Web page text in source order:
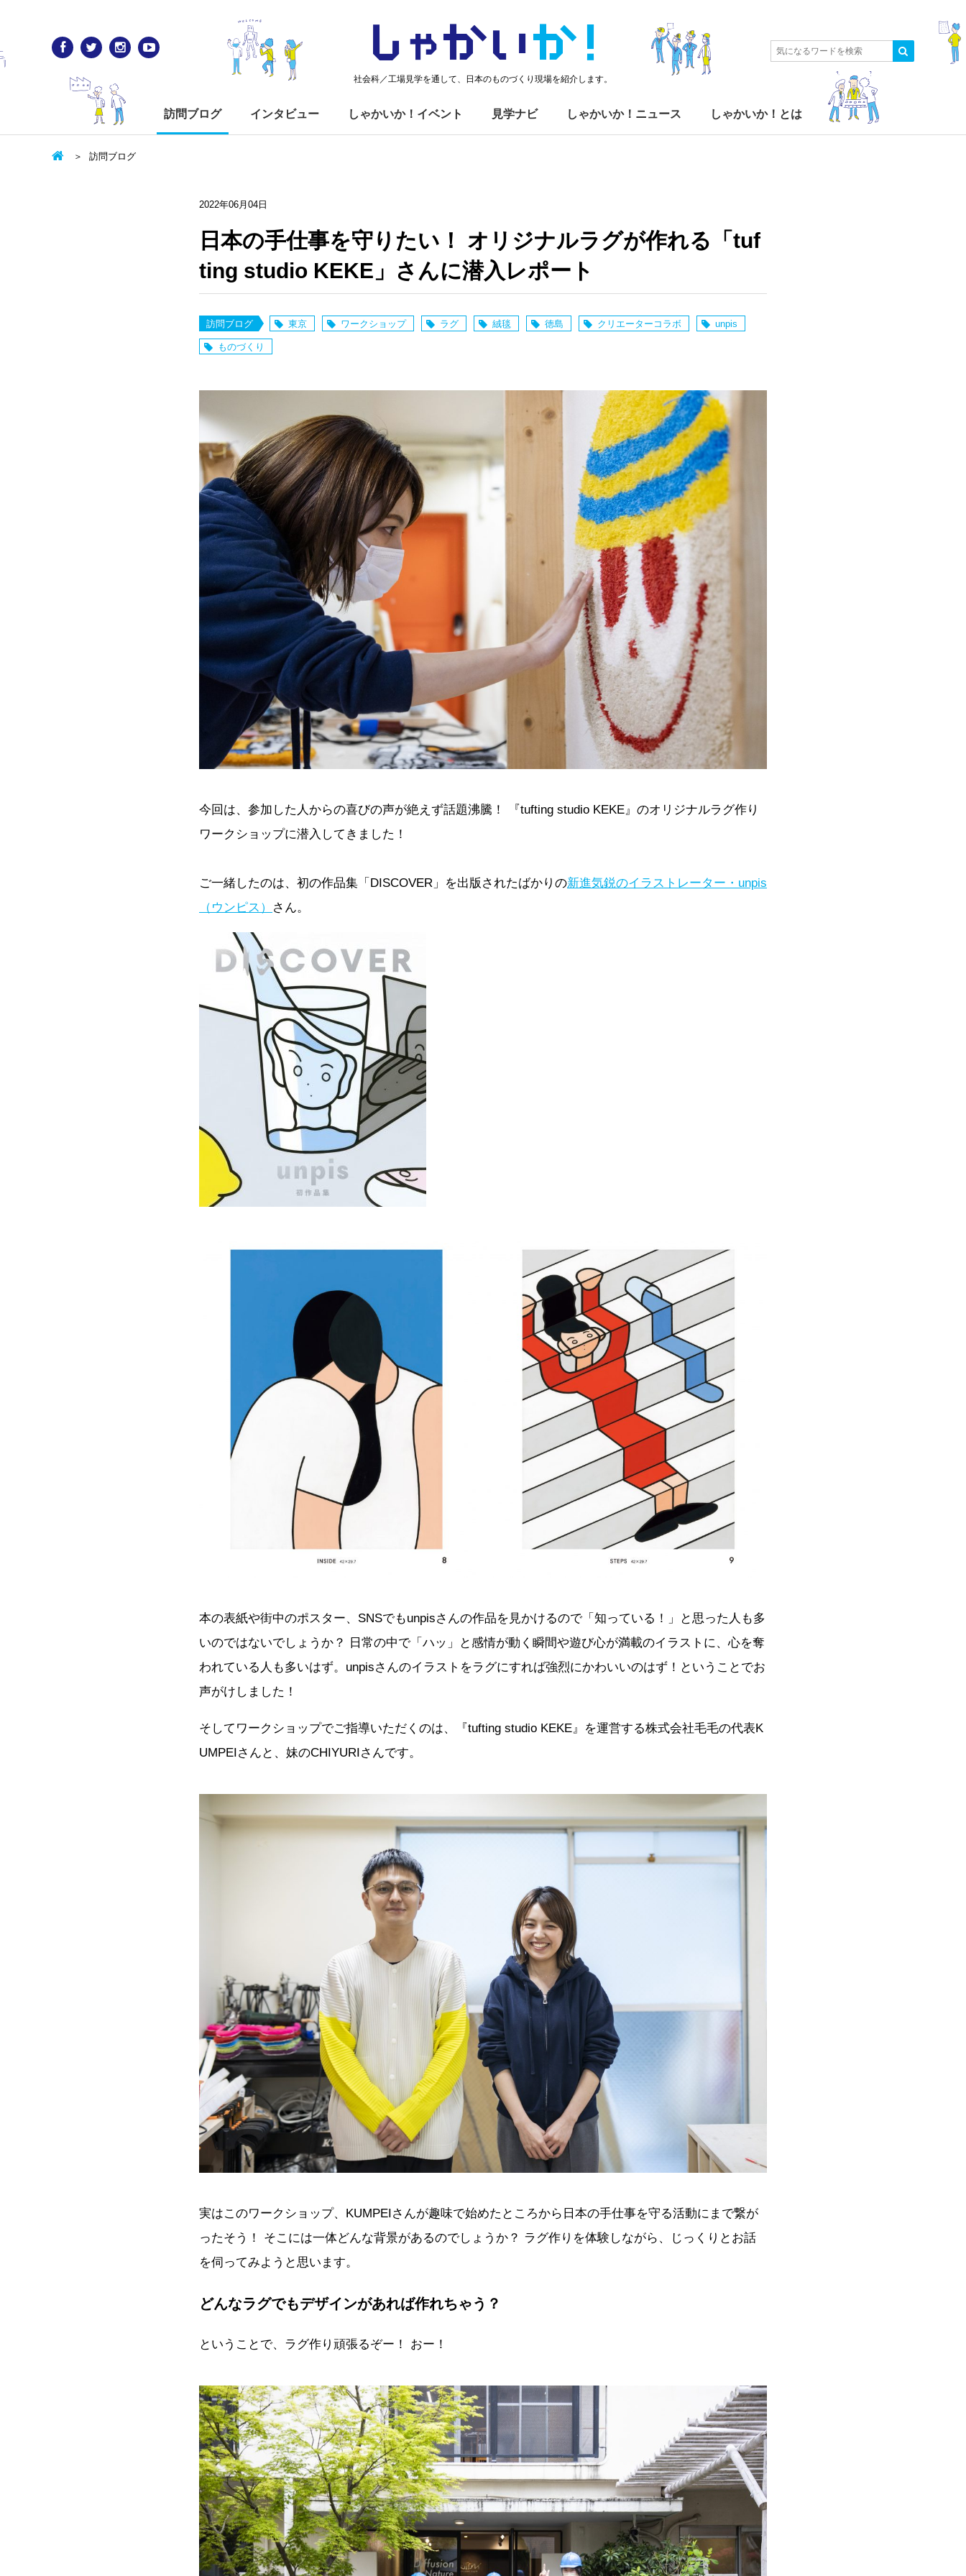
しゃかいか！
社会科／工場見学を通して、日本のものづくり現場を紹介します。
訪問ブログ インタビュー しゃかいか！イベント 見学ナビ しゃかいか！ニュース しゃかいか！とは
訪問ブログ
2022年06月04日
日本の手仕事を守りたい！ オリジナルラグが作れる「tuf
ting studio KEKE」さんに潜入レポート
訪問ブログ 東京 ワークショップ ラグ 絨毯 徳島 クリエーターコラボ unpis
ものづくり
今回は、参加した人からの喜びの声が絶えず話題沸騰！ 『tufting studio KEKE』のオリジナルラグ作り
ワークショップに潜入してきました！
ご一緒したのは、初の作品集「DISCOVER」を出版されたばかりの新進気鋭のイラストレーター・unpis
（ウンピス）
さん。
本の表紙や街中のポスター、SNSでもunpisさんの作品を見かけるので「知っている！」と思った人も多
いのではないでしょうか？ 日常の中で「ハッ」と感情が動く瞬間や遊び心が満載のイラストに、心を奪
われている人も多いはず。unpisさんのイラストをラグにすれば強烈にかわいいのはず！ということでお
声がけしました！
そしてワークショップでご指導いただくのは、『tufting studio KEKE』を運営する株式会社毛毛の代表K
UMPEIさんと、妹のCHIYURIさんです。
実はこのワークショップ、KUMPEIさんが趣味で始めたところから日本の手仕事を守る活動にまで繋が
ったそう！ そこには一体どんな背景があるのでしょうか？ ラグ作りを体験しながら、じっくりとお話
を伺ってみようと思います。
どんなラグでもデザインがあれば作れちゃう？
ということで、ラグ作り頑張るぞー！ おー！